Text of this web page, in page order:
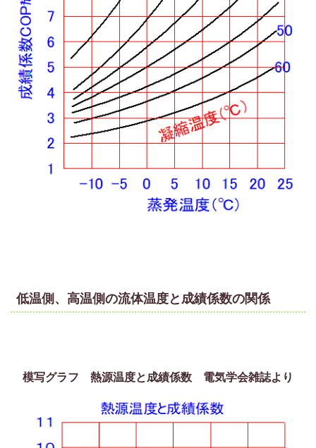
低温側、高温側の流体温度と成績係数の関係
模写グラフ 熱源温度と成績係数 電気学会雑誌より